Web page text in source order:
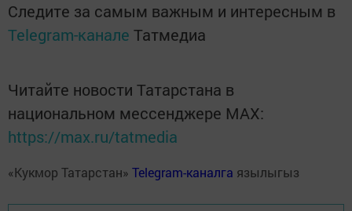
Следите за самым важным и интересным в
Telegram-канале Татмедиа
Читайте новости Татарстана в
национальном мессенджере MАХ:
https://max.ru/tatmedia
«Кукмор Татарстан» Telegram-каналга язылыгыз